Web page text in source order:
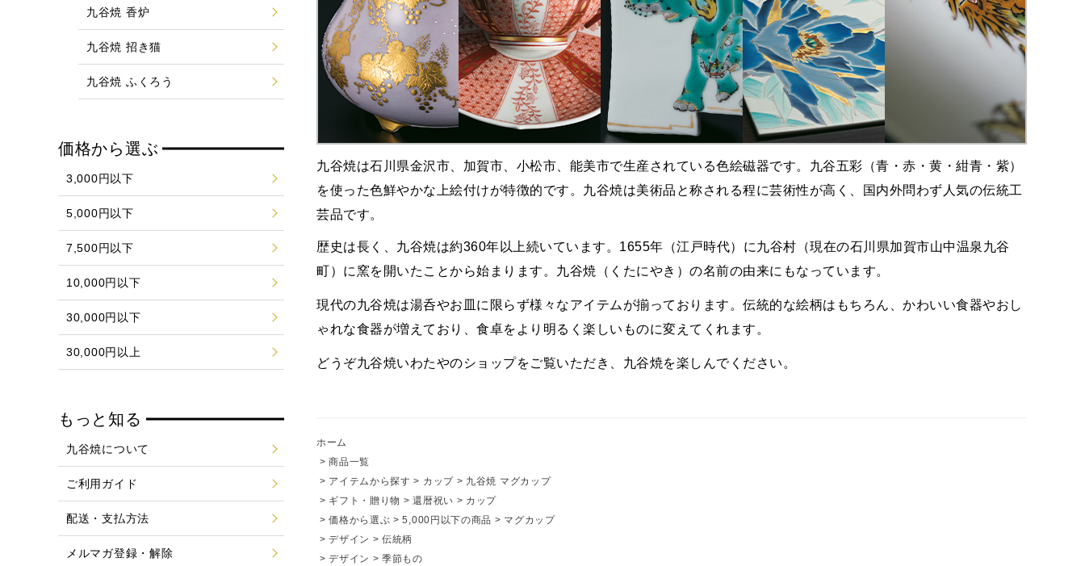
九谷焼は石川県金沢市、加賀市、小松市、能美市で生産されている色絵磁器です。九谷五彩（青・赤・黄・紺青・紫）
を使った色鮮やかな上絵付けが特徴的です。九谷焼は美術品と称される程に芸術性が高く、国内外問わず人気の伝統工
芸品です。
歴史は長く、九谷焼は約360年以上続いています。1655年（江戸時代）に九谷村（現在の石川県加賀市山中温泉九谷
町）に窯を開いたことから始まります。九谷焼（くたにやき）の名前の由来にもなっています。
現代の九谷焼は湯呑やお皿に限らず様々なアイテムが揃っております。伝統的な絵柄はもちろん、かわいい食器やおし
ゃれな食器が増えており、食卓をより明るく楽しいものに変えてくれます。
どうぞ九谷焼いわたやのショップをご覧いただき、九谷焼を楽しんでください。
ホーム
>商品一覧
> アイテムから探す > カップ> 九谷焼 マグカップ
> ギフト・贈り物 >還暦祝い > カップ
>価格から選ぶ >5,000円以下の商品 > マグカップ
>デザイン >伝統柄
>デザイン >季節もの
九谷焼 香炉
九谷焼 招き猫
九谷焼 ふくろう
価格から選ぶ
3,000円以下
5,000円以下
7,500円以下
10,000円以下
30,000円以下
30,000円以上
もっと知る
九谷焼について
ご利用ガイド
配送・支払方法
メルマガ登録・解除